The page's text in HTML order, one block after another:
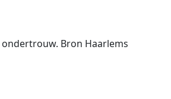
Bron Haarlems